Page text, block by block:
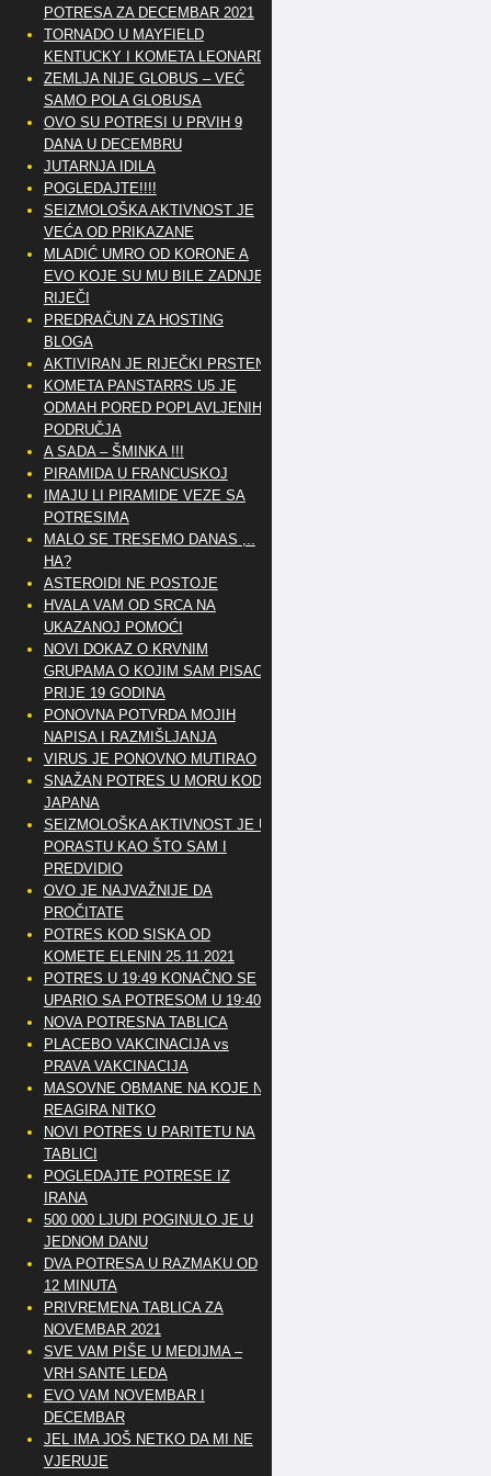
POTRESA ZA DECEMBAR 2021
TORNADO U MAYFIELD
KENTUCKY I KOMETA LEONARD
ZEMLJA NIJE GLOBUS – VEĆ
SAMO POLA GLOBUSA
OVO SU POTRESI U PRVIH 9
DANA U DECEMBRU
JUTARNJA IDILA
POGLEDAJTE!!!!
SEIZMOLOŠKA AKTIVNOST JE
VEĆA OD PRIKAZANE
MLADIĆ UMRO OD KORONE A
EVO KOJE SU MU BILE ZADNJE
RIJEČI
PREDRAČUN ZA HOSTING
BLOGA
AKTIVIRAN JE RIJEČKI PRSTEN
KOMETA PANSTARRS U5 JE
ODMAH PORED POPLAVLJENIH
PODRUČJA
A SADA – ŠMINKA !!!
PIRAMIDA U FRANCUSKOJ
IMAJU LI PIRAMIDE VEZE SA
POTRESIMA
MALO SE TRESEMO DANAS ,..
HA?
ASTEROIDI NE POSTOJE
HVALA VAM OD SRCA NA
UKAZANOJ POMOĆI
NOVI DOKAZ O KRVNIM
GRUPAMA O KOJIM SAM PISAO
PRIJE 19 GODINA
PONOVNA POTVRDA MOJIH
NAPISA I RAZMIŠLJANJA
VIRUS JE PONOVNO MUTIRAO
SNAŽAN POTRES U MORU KOD
JAPANA
SEIZMOLOŠKA AKTIVNOST JE U
PORASTU KAO ŠTO SAM I
PREDVIDIO
OVO JE NAJVAŽNIJE DA
PROČITATE
POTRES KOD SISKA OD
KOMETE ELENIN 25.11.2021
POTRES U 19:49 KONAČNO SE
UPARIO SA POTRESOM U 19:40
NOVA POTRESNA TABLICA
PLACEBO VAKCINACIJA vs
PRAVA VAKCINACIJA
MASOVNE OBMANE NA KOJE NE
REAGIRA NITKO
NOVI POTRES U PARITETU NA
TABLICI
POGLEDAJTE POTRESE IZ
IRANA
500 000 LJUDI POGINULO JE U
JEDNOM DANU
DVA POTRESA U RAZMAKU OD
12 MINUTA
PRIVREMENA TABLICA ZA
NOVEMBAR 2021
SVE VAM PIŠE U MEDIJMA –
VRH SANTE LEDA
EVO VAM NOVEMBAR I
DECEMBAR
JEL IMA JOŠ NETKO DA MI NE
VJERUJE